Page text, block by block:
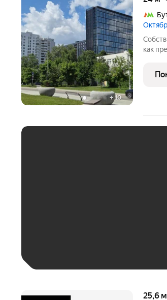
+10
как
25,6